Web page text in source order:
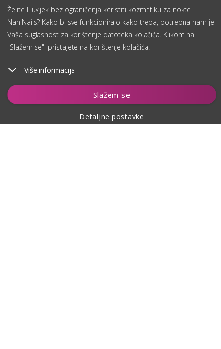
Želite li uvijek bez ograničenja koristiti kozmetiku za nokte
NaniNails? Kako bi sve funkcioniralo kako treba, potrebna nam je
Vaša suglasnost za korištenje datoteka kolačića. Klikom na
"Slažem se", pristajete na korištenje kolačića.
Više informacija
Slažem se
Detaljne postavke
Dodaj u košaricu